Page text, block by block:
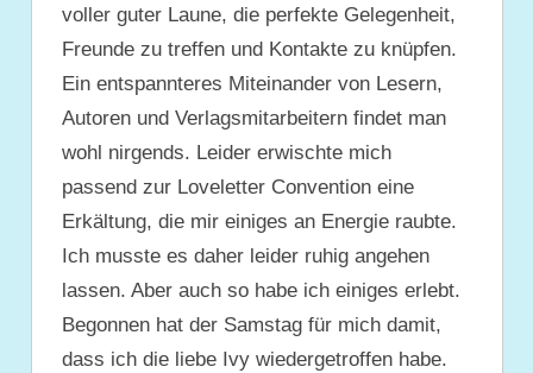
voller guter Laune, die perfekte Gelegenheit,
Freunde zu treffen und Kontakte zu knüpfen.
Ein entspannteres Miteinander von Lesern,
Autoren und Verlagsmitarbeitern findet man
wohl nirgends. Leider erwischte mich
passend zur Loveletter Convention eine
Erkältung, die mir einiges an Energie raubte.
Ich musste es daher leider ruhig angehen
lassen. Aber auch so habe ich einiges erlebt.
Begonnen hat der Samstag für mich damit,
dass ich die liebe Ivy wiedergetroffen habe.